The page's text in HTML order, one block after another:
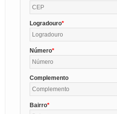
Logradouro
Número
Complemento
Bairro